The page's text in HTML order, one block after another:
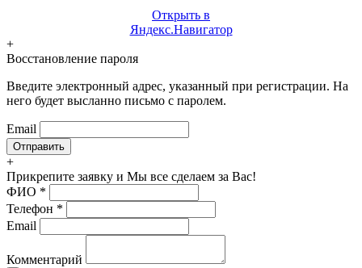
Открыть в
Яндекс.Навигатор
+
Восстановление пароля
Введите электронный адрес, указанный при регистрации. На
него будет высланно письмо с паролем.
Email
+
Прикрепите заявку и Мы все сделаем за Вас!
ФИО *
Телефон *
Email
Комментарий